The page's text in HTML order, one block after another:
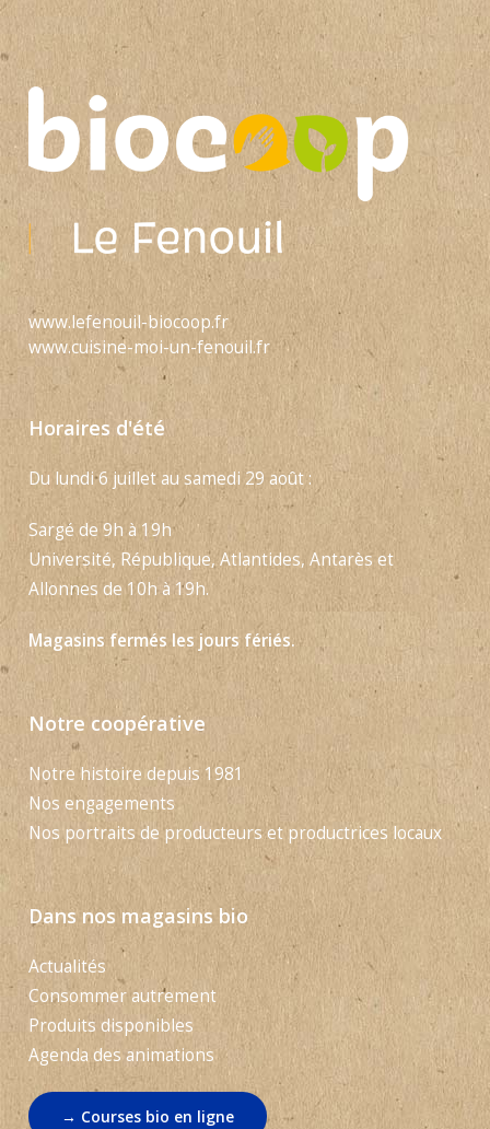
www.lefenouil-biocoop.fr
www.cuisine-moi-un-fenouil.fr
Horaires d'été
Du lundi 6 juillet au samedi 29 août :
Sargé de 9h à 19h
Université, République, Atlantides, Antarès et
Allonnes de 10h à 19h.
Magasins fermés les jours fériés.
Notre coopérative
Notre histoire depuis 1981
Nos engagements
Nos portraits de producteurs et productrices locaux
Dans nos magasins bio
Actualités
Consommer autrement
Produits disponibles
Agenda des animations
→ Courses bio en ligne